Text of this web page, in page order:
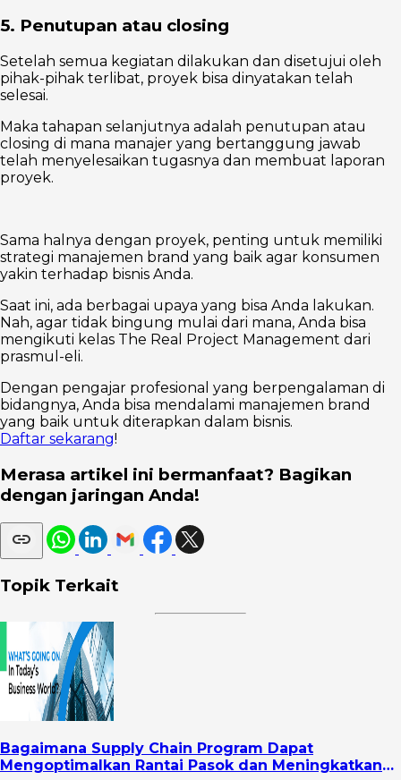
5. Penutupan atau closing
Setelah semua kegiatan dilakukan dan disetujui oleh
pihak-pihak terlibat, proyek bisa dinyatakan telah
selesai.
Maka tahapan selanjutnya adalah penutupan atau
closing di mana manajer yang bertanggung jawab
telah menyelesaikan tugasnya dan membuat laporan
proyek.
Sama halnya dengan proyek, penting untuk memiliki
strategi manajemen brand yang baik agar konsumen
yakin terhadap bisnis Anda.
Saat ini, ada berbagai upaya yang bisa Anda lakukan.
Nah, agar tidak bingung mulai dari mana, Anda bisa
mengikuti kelas The Real Project Management dari
prasmul-eli.
Dengan pengajar profesional yang berpengalaman di
bidangnya, Anda bisa mendalami manajemen brand
yang baik untuk diterapkan dalam bisnis.
Daftar sekarang!
Merasa artikel ini bermanfaat? Bagikan
dengan jaringan Anda!
Topik Terkait
Bagaimana Supply Chain Program Dapat
Mengoptimalkan Rantai Pasok dan Meningkatkan